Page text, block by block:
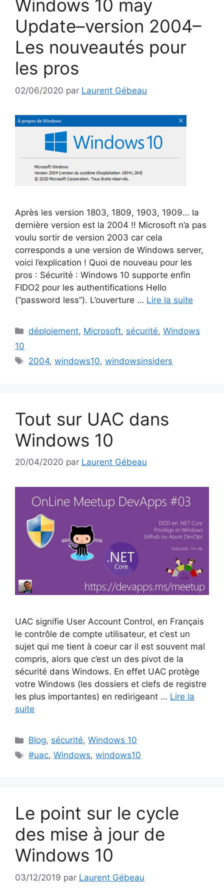
Windows 10 may
Update–version 2004–
Les nouveautés pour
les pros
02/06/2020 par Laurent Gébeau
Après les version 1803, 1809, 1903, 1909… la
dernière version est la 2004 !! Microsoft n’a pas
voulu sortir de version 2003 car cela
corresponds a une version de Windows server,
voici l’explication ! Quoi de nouveau pour les
pros : Sécurité : Windows 10 supporte enfin
FIDO2 pour les authentifications Hello
(“password less”). L’ouverture … Lire la suite
Catégories
déploiement, Microsoft, sécurité,Windows
10
Étiquettes
2004,windows10,windowsinsiders
Tout sur UAC dans
Windows 10
20/04/2020 par Laurent Gébeau
UAC signifie User Account Control, en Français
le contrôle de compte utilisateur, et c’est un
sujet qui me tient à coeur car il est souvent mal
compris, alors que c’est un des pivot de la
sécurité dans Windows. En effet UAC protège
votre Windows (les dossiers et clefs de registre
les plus importantes) en redirigeant … Lire la
suite
Catégories
Blog, sécurité,Windows 10
Étiquettes
#uac,Windows,windows10
Le point sur le cycle
des mise à jour de
Windows 10
03/12/2019 par Laurent Gébeau